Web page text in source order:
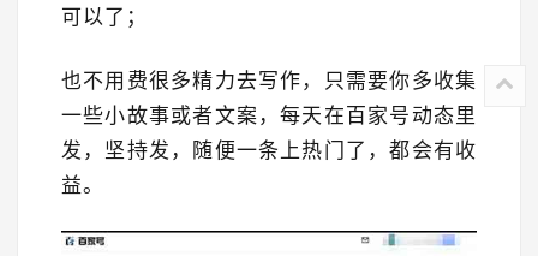
可以了；
也不用费很多精力去写作，只需要你多收集
一些小故事或者文案，每天在百家号动态里
发，坚持发，随便一条上热门了，都会有收
益。